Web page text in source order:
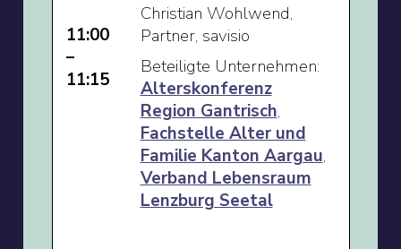
11:00
–
11:15
Christian Wohlwend,
Partner, savisio
Beteiligte Unternehmen:
Alterskonferenz
Region Gantrisch,
Fachstelle Alter und
Familie Kanton Aargau,
Verband Lebensraum
Lenzburg Seetal